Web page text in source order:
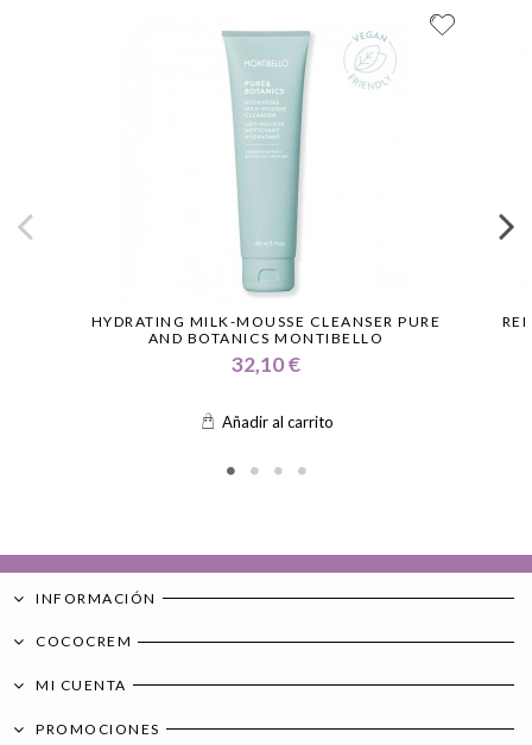
HYDRATING MILK-MOUSSE CLEANSER PURE
AND BOTANICS MONTIBELLO
32,10 €
Añadir al carrito
INFORMACIÓN
COCOCREM
MI CUENTA
PROMOCIONES